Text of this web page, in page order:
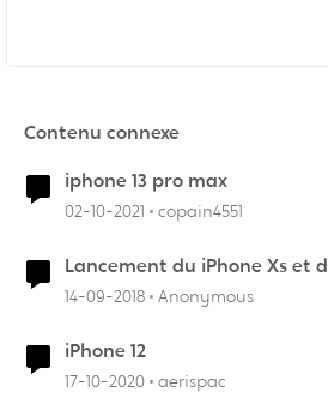
Contenu connexe
iphone 13 pro max
02-10-2021 copain4551
Lancement du iPhone Xs et
14-09-2018 Anonymous
iPhone 12
17-10-2020 aerispac